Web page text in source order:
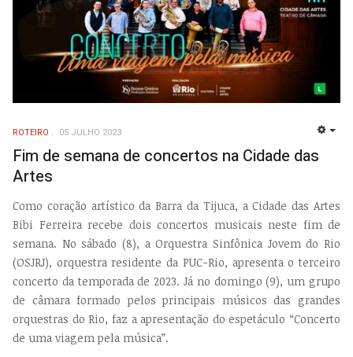
ROTEIRO 05 JULHO 2023
Fim de semana de concertos na Cidade das
Artes
Como coração artístico da Barra da Tijuca, a Cidade das Artes
Bibi Ferreira recebe dois concertos musicais neste fim de
semana. No sábado (8), a Orquestra Sinfônica Jovem do Rio
(OSJRJ), orquestra residente da PUC-Rio, apresenta o terceiro
concerto da temporada de 2023. Já no domingo (9), um grupo
de câmara formado pelos principais músicos das grandes
orquestras do Rio, faz a apresentação do espetáculo “Concerto
de uma viagem pela música”.